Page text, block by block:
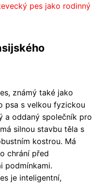
pes jako rodinný
známý také jako
psa s velkou fyzickou
a oddaný společník pro
silnou stavbu těla s
kostrou. Má
chrání před
podmínkami.
je inteligentní,